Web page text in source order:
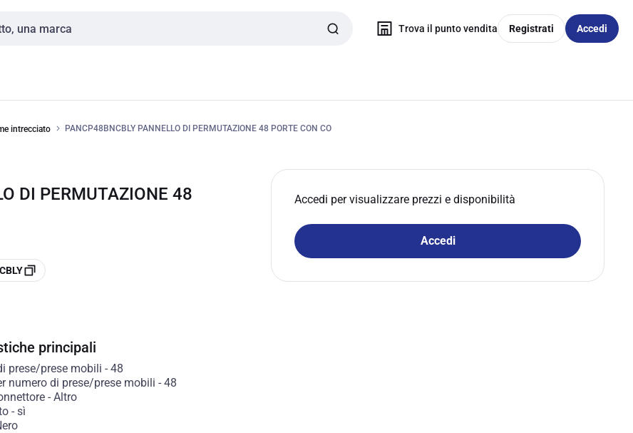
Trova il punto vendita Registrati Accedi
intrecciato PANCP48BNCBLY PANNELLO DI PERMUTAZIONE 48 PORTE CON CO
DI PERMUTAZIONE 48
Accedi per visualizzare prezzi e disponibilità
Accedi
principali
prese/prese mobili - 48
numero di prese/prese mobili - 48
- Altro
- sì